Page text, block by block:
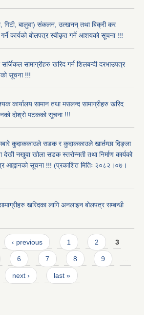
गिटी, बालुवा) संकलन, उत्खनन् तथा बिक्री कर
कार्यको बोलपत्र स्वीकृत गर्ने आशयको सूचना !!!
सामाग्रीहरु खरिद गर्न शिलबन्दी दरभाउपत्र
सूचना !!!
कार्यालय सामान तथा मसलन्द सामाग्रीहरु खरिद
दोश्रो पटकको सूचना !!!
कुदाककाउले सडक र कुदाककाउले खार्तम्छा दिङ्ला
नखुवा खोला सडक स्तरोन्नती तथा निर्माण कार्यको
आह्वानको सूचना !!! (प्रकाशित मितिः २०८२।०७।
खरिदका लागि अनलाइन बोलपत्र सम्बन्धी
‹ previous 1 2 3
6 7 8 9 …
next › last »